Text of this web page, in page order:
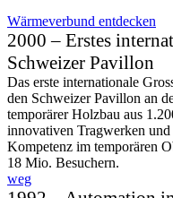
Wärme­­verbund entdecken
2000 – Erstes
Schweizer Pavillon
Das erste inter­nationale
den Schweizer Pavillon an
temporärer Holzbau aus
innovativen Trag­werken
Kompetenz im temporären
18 Mio. Besuchern.
weg